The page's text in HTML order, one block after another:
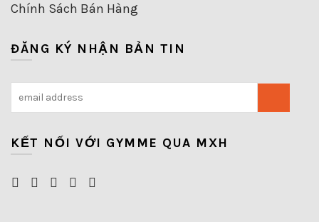
Chính Sách Bán Hàng
ĐĂNG KÝ NHẬN BẢN TIN
KẾT NỐI VỚI GYMME QUA MXH